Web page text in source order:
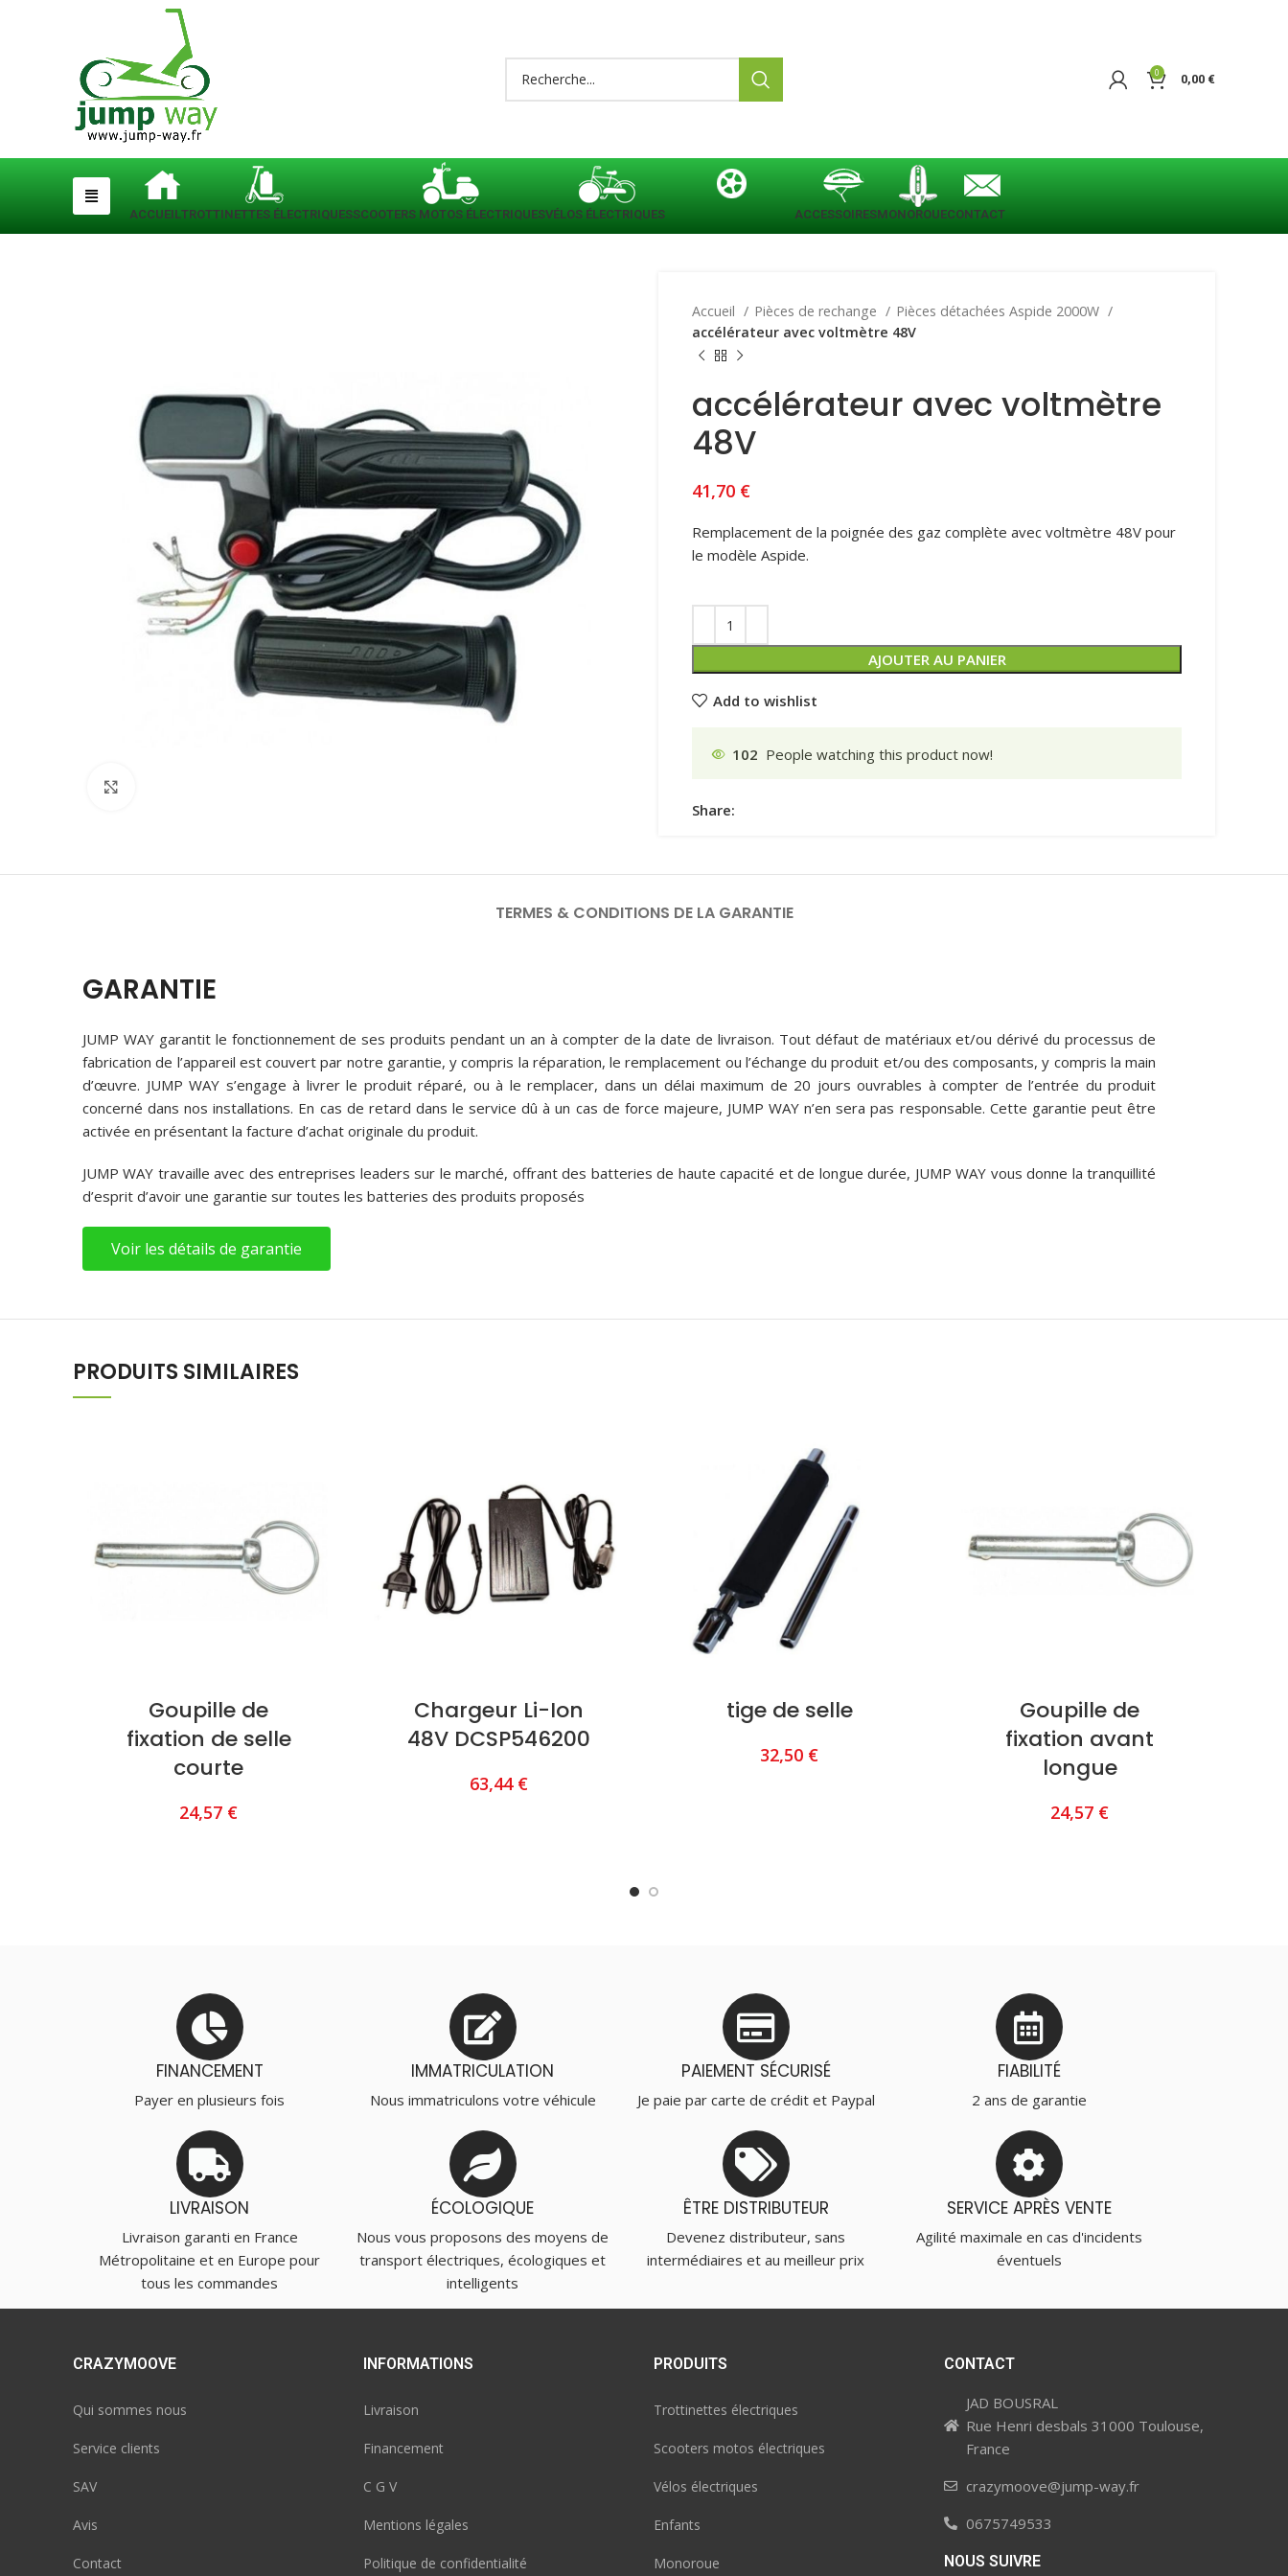
0 0,00 €
ACCUEILTROTTINETTES ÉLECTRIQUESSCOOTERS MOTOS ÉLECTRIQUESVÉLOS ÉLECTRIQUES ACCESSOIRESMONOROUECONTACT
Accueil Pièces de rechange
Pièces détachées Aspide 2000W
accélérateur avec voltmètre 48V
accélérateur avec voltmètre
48V
41,70 €
Remplacement de la poignée des gaz complète avec voltmètre 48V pour
le modèle Aspide.
AJOUTER AU PANIER
Add to wishlist
102 People watching this product now!
Share:
TERMES & CONDITIONS DE LA GARANTIE
GARANTIE
JUMP WAY garantit le fonctionnement de ses produits pendant un an à compter de la date de livraison. Tout défaut de matériaux et/ou dérivé du processus de
fabrication de l’appareil est couvert par notre garantie, y compris la réparation, le remplacement ou l’échange du produit et/ou des composants, y compris la main
d’œuvre. JUMP WAY s’engage à livrer le produit réparé, ou à le remplacer, dans un délai maximum de 20 jours ouvrables à compter de l’entrée du produit
concerné dans nos installations. En cas de retard dans le service dû à un cas de force majeure, JUMP WAY n’en sera pas responsable. Cette garantie peut être
activée en présentant la facture d’achat originale du produit.
JUMP WAY travaille avec des entreprises leaders sur le marché, offrant des batteries de haute capacité et de longue durée, JUMP WAY vous donne la tranquillité
d’esprit d’avoir une garantie sur toutes les batteries des produits proposés
Voir les détails de garantie
PRODUITS SIMILAIRES
Goupille de
fixation de selle
courte
24,57 €
Chargeur Li-Ion
48V DCSP546200
63,44 €
tige de selle
32,50 €
Goupille de
fixation avant
longue
24,57 €
FINANCEMENT
Payer en plusieurs fois
IMMATRICULATION
Nous immatriculons votre véhicule
PAIEMENT SÉCURISÉ
Je paie par carte de crédit et Paypal
FIABILITÉ
2 ans de garantie
LIVRAISON
Livraison garanti en France
Métropolitaine et en Europe pour
tous les commandes
ÉCOLOGIQUE
Nous vous proposons des moyens de
transport électriques, écologiques et
intelligents
ÊTRE DISTRIBUTEUR
Devenez distributeur, sans
intermédiaires et au meilleur prix
SERVICE APRÈS VENTE
Agilité maximale en cas d'incidents
éventuels
CRAZYMOOVE
Qui sommes nous
Service clients
SAV
Avis
Contact
INFORMATIONS
Livraison
Financement
C G V
Mentions légales
Politique de confidentialité
PRODUITS
Trottinettes électriques
Scooters motos électriques
Vélos électriques
Enfants
Monoroue
CONTACT
JAD BOUSRAL
Rue Henri desbals 31000 Toulouse,
France
crazymoove@jump-way.fr
0675749533
NOUS SUIVRE